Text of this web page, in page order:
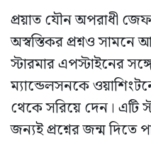
প্রয়াত যৌন অপরাধী
অস্বস্তিকর প্রশ্নও
স্টারমার এপস্টাইনের
ম্যান্ডেলসনকে
থেকে সরিয়ে দেন। এটি
জন্যই প্রশ্নের জন্ম দিতে